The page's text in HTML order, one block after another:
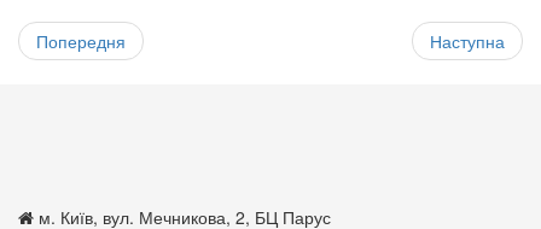
Попередня Наступна
м. Київ, вул. Мечникова, 2, БЦ Парус